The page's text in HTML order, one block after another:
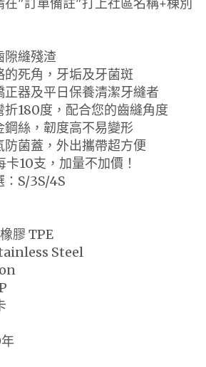
縫殘渣
死角，牙垢及牙菌斑
器及平日保養清潔牙縫者
180度，配合您的齒縫角度
絲，韌度高不易變形
菌蓋，外出攜帶超方便
10支，加量不加價！
S/3S/4S
膠 TPE
Steel